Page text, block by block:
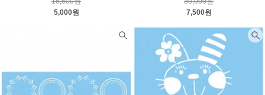
5,000원
7,500원